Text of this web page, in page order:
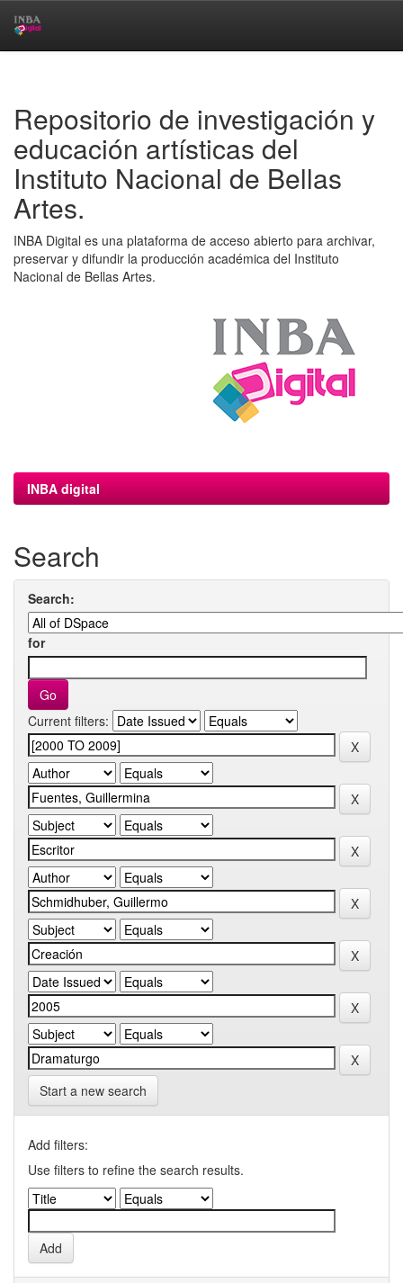
Repositorio de investigación y
educación artísticas del
Instituto Nacional de Bellas
Artes.
INBA Digital es una plataforma de acceso abierto para archivar,
preservar y difundir la producción académica del Instituto
Nacional de Bellas Artes.
INBA digital
Search
Search:
for
Current filters:
Start a new search
Add filters:
Use filters to refine the search results.